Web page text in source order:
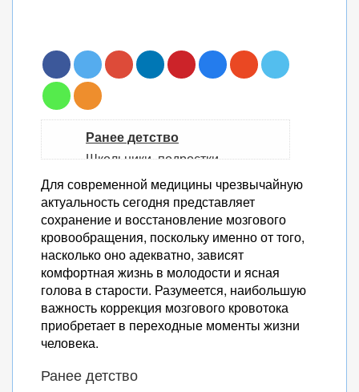
Ранее детство
Школьники, подростки
Взрослое трудоспособное
население
Пожилые люди
Медикаментозная терапия
Сосудорасширяющие
лекарства, улучшающие
мозговое кровообращение
Спазмолитики
Блокаторы кальциевых
Нимодипин (Нимотоп)
Для современной медицины чрезвычайную
актуальность сегодня представляет
сохранение и восстановление мозгового
кровообращения, поскольку именно от того,
насколько оно адекватно, зависят
комфортная жизнь в молодости и ясная
голова в старости. Разумеется, наибольшую
важность коррекция мозгового кровотока
приобретает в переходные моменты жизни
человека.
Ранее детство